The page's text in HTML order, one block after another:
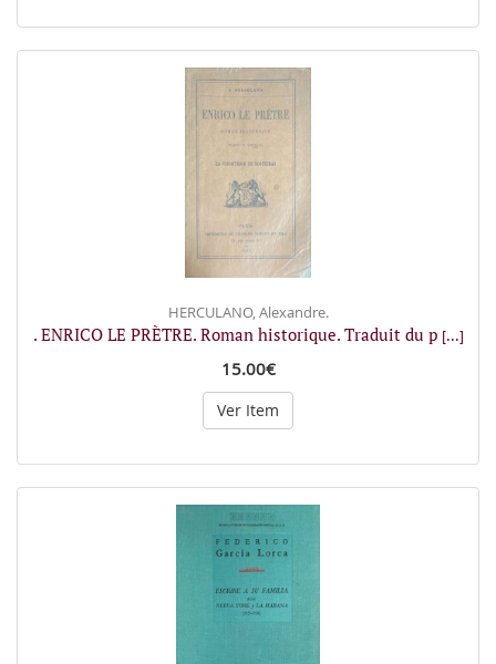
HERCULANO, Alexandre.
. ENRICO LE PRÈTRE. Roman historique. Traduit du p [...]
15.00€
Ver Item